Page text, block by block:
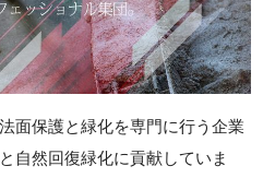
面保護と緑化を専門に行う企業
自然回復緑化に貢献していま